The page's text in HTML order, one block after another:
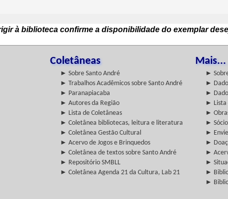
à biblioteca confirme a disponibilidade do exemplar
Coletâneas Mais...
► Sobre Santo André
►
► Trabalhos Acadêmicos sobre Santo André
►
► Paranapiacaba
►
► Autores da Região
► Lista
► Lista de Coletâneas
►
► Coletânea bibliotecas, leitura e literatura
► Sócio
► Coletânea Gestão Cultural
►
► Acervo de Jogos e Brinquedos
►
► Coletânea de textos sobre Santo André
►
► Repositório SMBLL
►
► Coletânea Agenda 21 da Cultura, Lab 21
►
►